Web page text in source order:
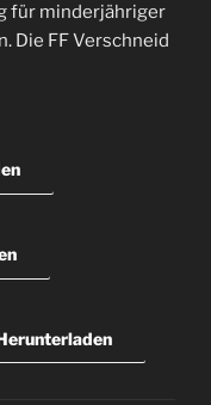
für minderjähriger
Die FF Verschneid